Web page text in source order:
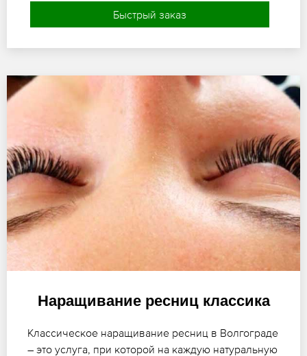
Быстрый заказ
Наращивание ресниц классика
Классическое наращивание ресниц в Волгограде
– это услуга, при которой на каждую натуральную